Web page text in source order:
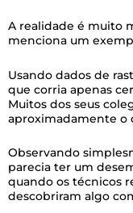
A realidade é muito
menciona um
Usando dados de
que corria apenas
Muitos dos seus
aproximadamente o
Observando
parecia ter um
quando os técnicos
descobriram algo